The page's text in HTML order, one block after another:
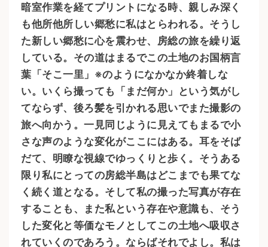
暗室作業を経てプリントになる時、親しみ深く
も他所他所しい郷愁に私はとらわれる。そうし
た新しい郷愁に心を震わせ、房総の旅を繰り返
している。その道はまるでこの土地のお国柄言
葉「そこ一里」※のようになかなか終着しな
い。いくら撮っても「まだ何か」という気がし
てならず、後ろ髪を引かれる思いでまた撮影の
旅へ向かう。一見同じように見えてもまるで小
さな声のような変化がここにはある。耳をそば
だて、明瞭な視線でゆっくりと歩く。そうある
限り私にとっての房総半島はどこまでも果てな
く続く道となる。そして私の撮った写真が存在
することも、また私という存在や意識も、そう
した変化と等価なモノとしてこの土地へ吸収さ
れていくのであろう。ならばそれでよし。私は